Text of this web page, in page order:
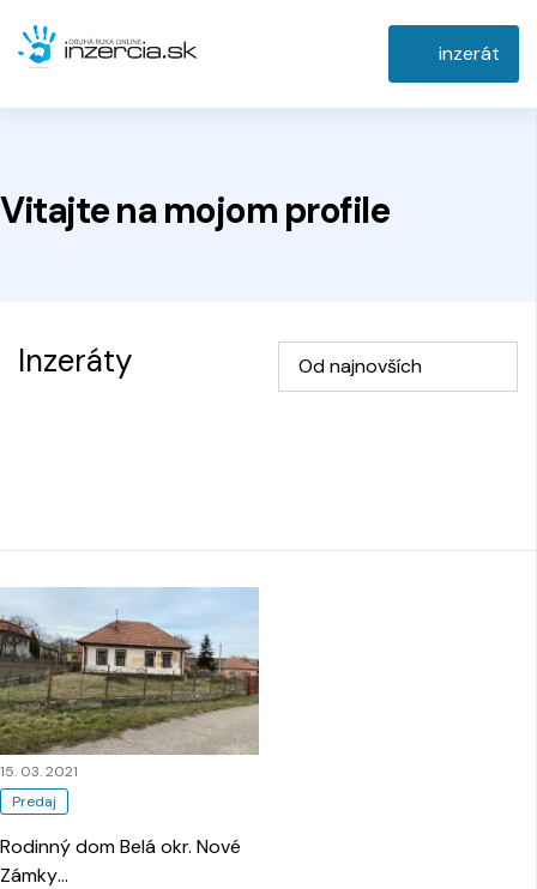
inzerát
Vitajte na mojom profile
Inzeráty Od najnovších
Predaj
15. 03. 2021
Rodinný dom Belá okr. Nové
Zámky…